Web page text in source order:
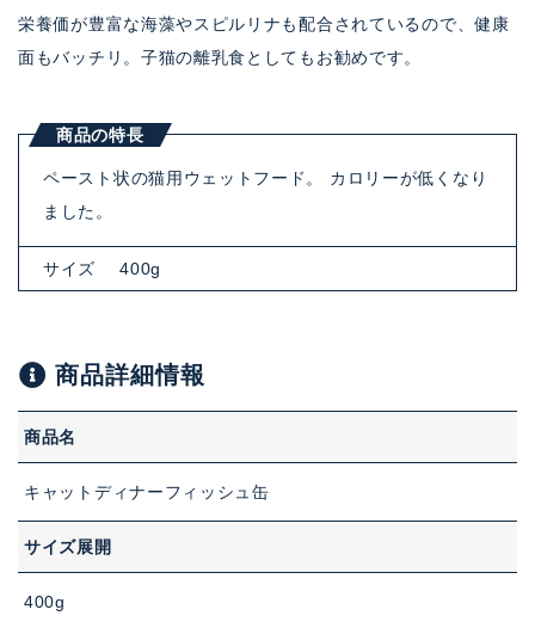
栄養価が豊富な海藻やスピルリナも配合されているので、健康
面もバッチリ。子猫の離乳食としてもお勧めです。
商品の特長
ペースト状の猫用ウェットフード。 カロリーが低くなり
ました。
サイズ 400g
商品詳細情報
商品名
キャットディナーフィッシュ缶
サイズ展開
400g